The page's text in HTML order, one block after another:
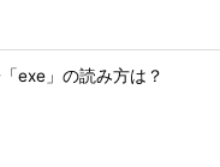
exe」の読み方は？